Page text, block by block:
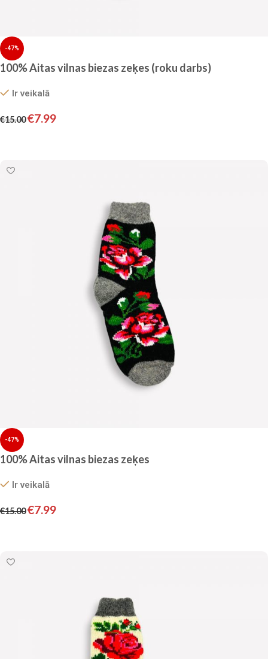
-47%
100% Aitas vilnas biezas zeķes (roku darbs)
Ir veikalā
€15.00€7.99
-47%
100% Aitas vilnas biezas zeķes
Ir veikalā
€15.00€7.99